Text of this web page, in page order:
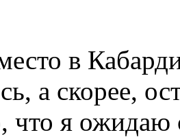
в
а скорее,
что я